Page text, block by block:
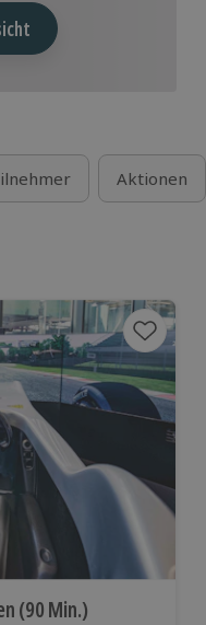
Aktionen
(90 Min.)